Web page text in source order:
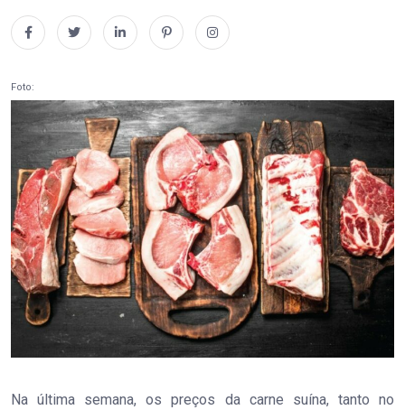
Foto:
Na última semana, os preços da carne suína, tanto no